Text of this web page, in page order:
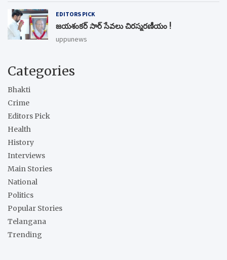
EDITORS PICK
జయశంకర్ సార్ సేవలు చిరస్మరణీయం !
uppunews
Categories
Bhakti
Crime
Editors Pick
Health
History
Interviews
Main Stories
National
Politics
Popular Stories
Telangana
Trending